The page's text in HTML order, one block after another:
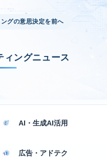
グの意思決定を前へ
ィングニュース
AI・生成AI活用
広告・アドテク